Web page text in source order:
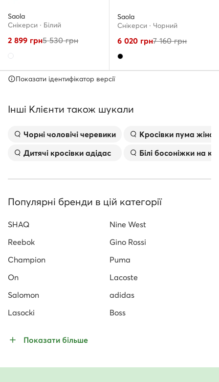
Saola
Снікерcи · Білий
2 899 грн5 530грн
Saola
Снікерcи · Чорний
6 020 грн7 160грн
Показати ідентифікатор версії
Інші Клієнти також шукали
Чорні чоловічі черевики
Дитячі кросівки адідас
Kросівки пума
Білі босоніжки на
Популярні бренди в цій категорії
SHAQ
Nine West
Reebok
Gino Rossi
Champion
Puma
On
Lacoste
Salomon
adidas
Lasocki
Boss
Показати більше